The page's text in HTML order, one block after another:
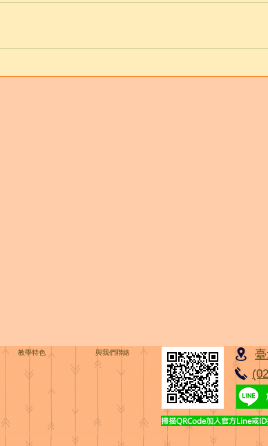
教學特色 與我們聯絡
掃描QRCode加入官方Line或